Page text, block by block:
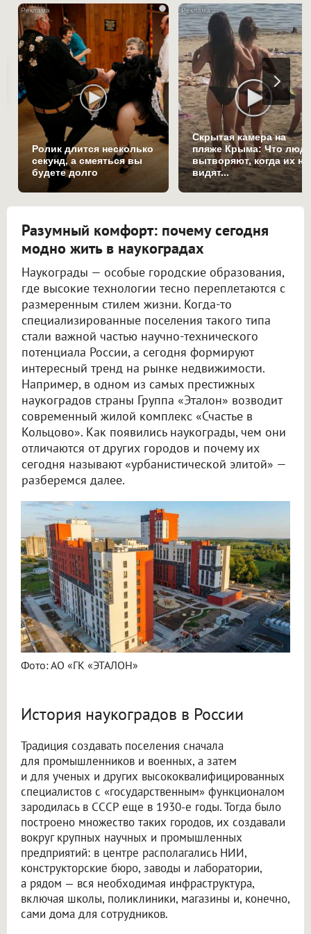
i
Ролик длится несколько
секунд, а смеяться вы
будете долго
Скрытая камера на
пляже Крыма: Что
вытворяют, когда их не
видят...
Разумный комфорт: почему сегодня
модно жить в наукоградах
Наукограды — особые городские образования,
где высокие технологии тесно переплетаются с
размеренным стилем жизни. Когда-то
специализированные поселения такого типа
стали важной частью научно-технического
потенциала России, а сегодня формируют
интересный тренд на рынке недвижимости.
Например, в одном из самых престижных
наукоградов страны Группа «Эталон» возводит
современный жилой комплекс «Счастье в
Кольцово». Как появились наукограды, чем они
отличаются от других городов и почему их
сегодня называют «урбанистической элитой» —
разберемся далее.
Фото: АО «ГК «ЭТАЛОН»
История наукоградов в России
Традиция создавать поселения сначала
для промышленников и военных, а затем
и для ученых и других высококвалифицированных
специалистов с «государственным» функционалом
зародилась в СССР еще в 1930-е годы. Тогда было
построено множество таких городов, их создавали
вокруг крупных научных и промышленных
предприятий: в центре располагались НИИ,
конструкторские бюро, заводы и лаборатории,
а рядом — вся необходимая инфраструктура,
включая школы, поликлиники, магазины и, конечно,
сами дома для сотрудников.